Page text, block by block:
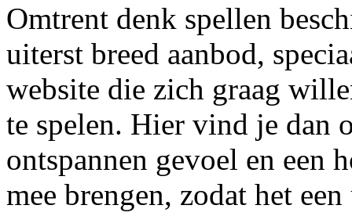
Omtrent denk spellen
uiterst breed aanbod,
website die zich graag
te spelen. Hier vind je dan
ontspannen gevoel en een
mee brengen, zodat het